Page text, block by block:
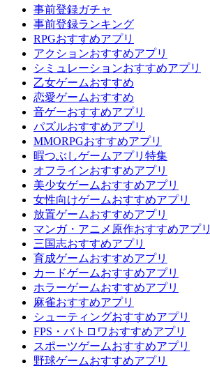
事前登録ガチャ
事前登録ランキング
RPGおすすめアプリ
アクションおすすめアプリ
シミュレーションおすすめアプリ
乙女ゲームおすすめ
恋愛ゲームおすすめ
音ゲーおすすめアプリ
パズルおすすめアプリ
MMORPGおすすめアプリ
暇つぶしゲームアプリ特集
オフラインおすすめアプリ
美少女ゲームおすすめアプリ
女性向けゲームおすすめアプリ
放置ゲームおすすめアプリ
マンガ・アニメ原作おすすめアプリ
三国志おすすめアプリ
育成ゲームおすすめアプリ
カードゲームおすすめアプリ
ホラーゲームおすすめアプリ
麻雀おすすめアプリ
シューティングおすすめアプリ
FPS・バトロワおすすめアプリ
スポーツゲームおすすめアプリ
野球ゲームおすすめアプリ